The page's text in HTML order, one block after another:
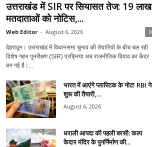
उत्तराखंड में SIR पर सियासत तेज: 19 लाख
मतदाताओं को नोटिस,...
Web Editor - August 6, 2026 0
देहरादून। उत्तराखंड में विधानसभा चुनाव की तैयारियों के बीच चल रही
विशेष गहन पुनरीक्षण (SIR) प्रक्रिया अब राजनीतिक विवाद का केंद्र
बन गई है।...
भारत में आएंगे प्लास्टिक के नोट! RBI ने
शुरू की तैयारी,...
August 6, 2026
धराली आपदा की पहली बरसी: कल्प
केदार मंदिर के पुनर्निर्माण की...